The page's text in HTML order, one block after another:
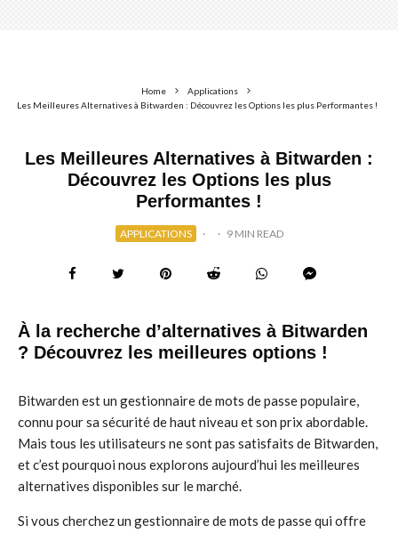
Home
Applications
Les Meilleures Alternatives à Bitwarden : Découvrez les Options les plus Performantes !
Les Meilleures Alternatives à Bitwarden :
Découvrez les Options les plus
Performantes !
APPLICATIONS · · 9 MIN READ
À la recherche d’alternatives à Bitwarden
? Découvrez les meilleures options !
Bitwarden est un gestionnaire de mots de passe populaire,
connu pour sa sécurité de haut niveau et son prix abordable.
Mais tous les utilisateurs ne sont pas satisfaits de Bitwarden,
et c’est pourquoi nous explorons aujourd’hui les meilleures
alternatives disponibles sur le marché.
Si vous cherchez un gestionnaire de mots de passe qui offre